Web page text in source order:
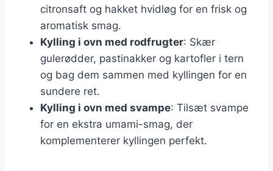
citronsaft og hakket hvidløg for en frisk og
aromatisk smag.
Kylling i ovn med rodfrugter: Skær
gulerødder, pastinakker og kartofler i tern
og bag dem sammen med kyllingen for en
sundere ret.
Kylling i ovn med svampe: Tilsæt svampe
for en ekstra umami-smag, der
komplementerer kyllingen perfekt.